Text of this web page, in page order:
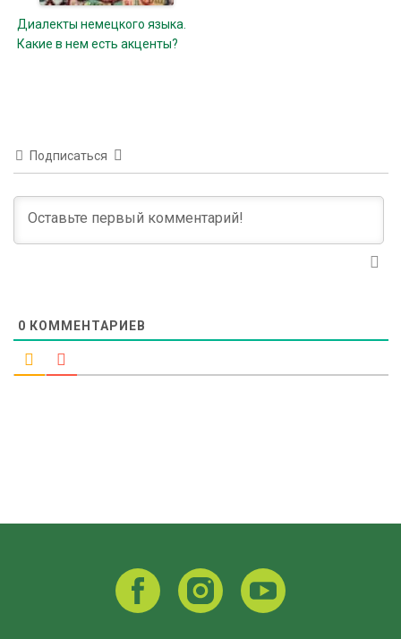
Диалекты немецкого языка.
Какие в нем есть акценты?
Подписаться
0 КОММЕНТАРИЕВ